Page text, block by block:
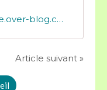
http://mely.futuremaitresse.over-blog.com/tag/paques/
Article suivant »